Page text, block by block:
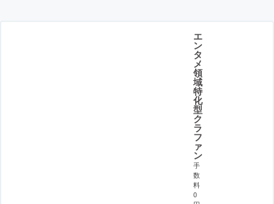
エ
ン
タ
メ
領
域
特
化
型
ク
ラ
フ
ァ
ン
手
数
料
0